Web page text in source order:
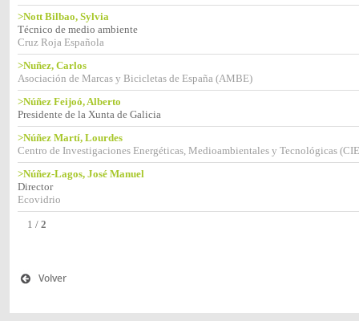
>Nott Bilbao, Sylvia
Técnico de medio ambiente
Cruz Roja Española
>Nuñez, Carlos
Asociación de Marcas y Bicicletas de España (AMBE)
>Núñez Feijoó, Alberto
Presidente de la Xunta de Galicia
>Núñez Martí, Lourdes
Centro de Investigaciones Energéticas, Medioambientales y Tecnológicas
>Núñez-Lagos, José Manuel
Director
Ecovidrio
1 / 2
Volver